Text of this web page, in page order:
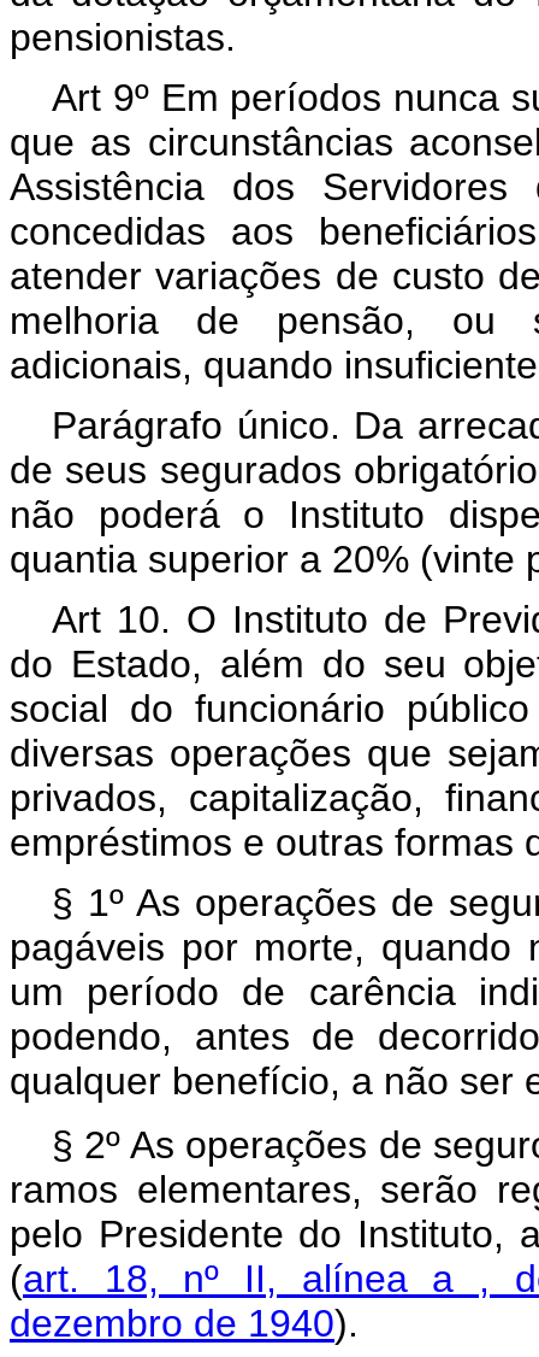
pensionistas.
Art 9º Em períodos nunca
que as circunstâncias
Assistência dos
concedidas aos
atender variações de custo
melhoria de pensão, ou
adicionais, quando
Parágrafo único. Da
de seus segurados
não poderá o Instituto
quantia superior a 20% (vinte
Art 10. O Instituto de
do Estado, além do seu
social do funcionário
diversas operações que
privados, capitalização,
empréstimos e outras formas
§ 1º As operações de
pagáveis por morte, quando
um período de carência
podendo, antes de
qualquer benefício, a não ser
§ 2º As operações de
ramos elementares, serão
pelo Presidente do Instituto,
(art. 18, nº II, alínea a ,
dezembro de 1940).